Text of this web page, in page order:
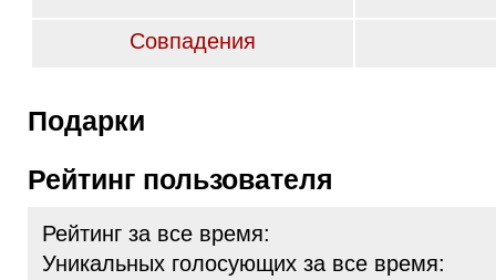
Совпадения
Подарки
Рейтинг пользователя
Рейтинг за все время:
Уникальных голосующих за все время: